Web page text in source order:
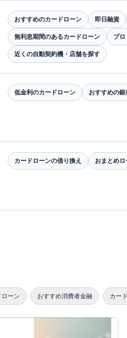
おすすめのカードローン 即日融資
無利息期間のあるカードローン プロ
近くの自動契約機・店舗を探す
低金利のカードローン おすすめの
カードローンの借り換え おまとめロ
ーン おすすめ消費者金融 カー